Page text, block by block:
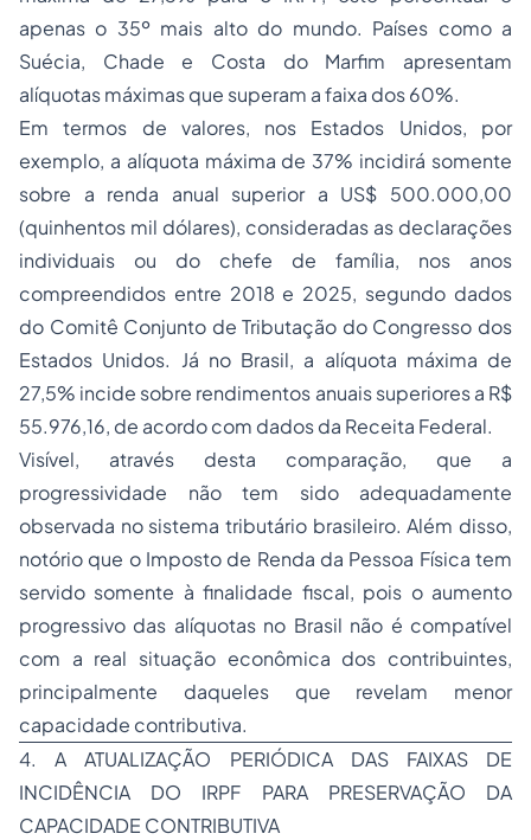
apenas o 35º mais alto do mundo. Países como a
Suécia, Chade e Costa do Marfim apresentam
alíquotas máximas que superam a faixa dos 60%.
Em termos de valores, nos Estados Unidos, por
exemplo, a alíquota máxima de 37% incidirá somente
sobre a renda anual superior a US$ 500.000,00
(quinhentos mil dólares), consideradas as declarações
individuais ou do chefe de família, nos anos
compreendidos entre 2018 e 2025, segundo dados
do Comitê Conjunto de Tributação do Congresso dos
Estados Unidos. Já no Brasil, a alíquota máxima de
27,5% incide sobre rendimentos anuais superiores a R$
55.976,16, de acordo com dados da Receita Federal.
Visível, através desta comparação, que a
progressividade não tem sido adequadamente
observada no sistema tributário brasileiro. Além disso,
notório que o Imposto de Renda da Pessoa Física tem
servido somente à finalidade fiscal, pois o aumento
progressivo das alíquotas no Brasil não é compatível
com a real situação econômica dos contribuintes,
principalmente daqueles que revelam menor
capacidade contributiva.
4. A ATUALIZAÇÃO PERIÓDICA DAS FAIXAS DE
INCIDÊNCIA DO IRPF PARA PRESERVAÇÃO DA
CAPACIDADE CONTRIBUTIVA